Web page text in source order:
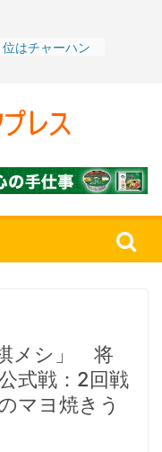
ニップン、9月
プン、彩りごは
新作”れいと
5周年～夏に限
「CHEESE
復刻発売中
メシ」 将
式戦：2回戦
マヨ焼きう